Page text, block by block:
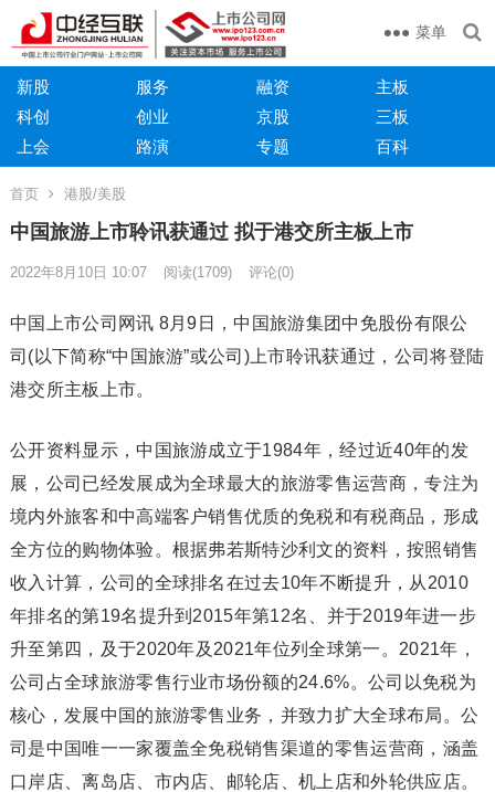
菜单
新股 服务 融资
主板
科创
创业 京股
三板
上会
路演 专题 百科
首页 港股/美股
中国旅游上市聆讯获通过 拟于港交所主板上市
2022年8月10日 10:07 阅读(1709) 评论(0)
中国上市公司网讯 8月9日，中国旅游集团中免股份有限公
司(以下简称“中国旅游”或公司)上市聆讯获通过，公司将登陆
港交所主板上市。
公开资料显示，中国旅游成立于1984年，经过近40年的发
展，公司已经发展成为全球最大的旅游零售运营商，专注为
境内外旅客和中高端客户销售优质的免税和有税商品，形成
全方位的购物体验。根据弗若斯特沙利文的资料，按照销售
收入计算，公司的全球排名在过去10年不断提升，从2010
年排名的第19名提升到2015年第12名、并于2019年进一步
升至第四，及于2020年及2021年位列全球第一。2021年，
公司占全球旅游零售行业市场份额的24.6%。公司以免税为
核心，发展中国的旅游零售业务，并致力扩大全球布局。公
司是中国唯一一家覆盖全免税销售渠道的零售运营商，涵盖
口岸店、离岛店、市内店、邮轮店、机上店和外轮供应店。